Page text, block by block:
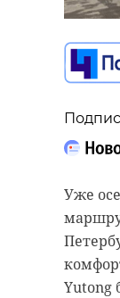
Уже
Yutong